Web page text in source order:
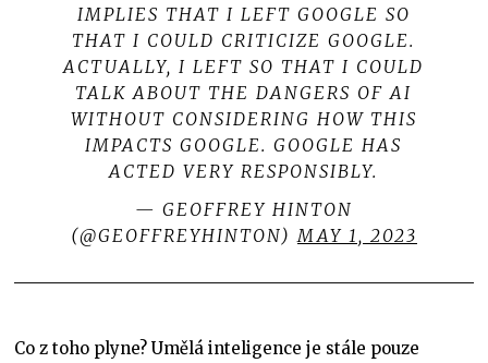
IMPLIES THAT I LEFT GOOGLE SO
THAT I COULD CRITICIZE GOOGLE.
ACTUALLY, I LEFT SO THAT I COULD
TALK ABOUT THE DANGERS OF AI
WITHOUT CONSIDERING HOW THIS
IMPACTS GOOGLE. GOOGLE HAS
ACTED VERY RESPONSIBLY.
— GEOFFREY HINTON
(@GEOFFREYHINTON)MAY 1, 2023
Co z toho plyne? Umělá inteligence je stále pouze